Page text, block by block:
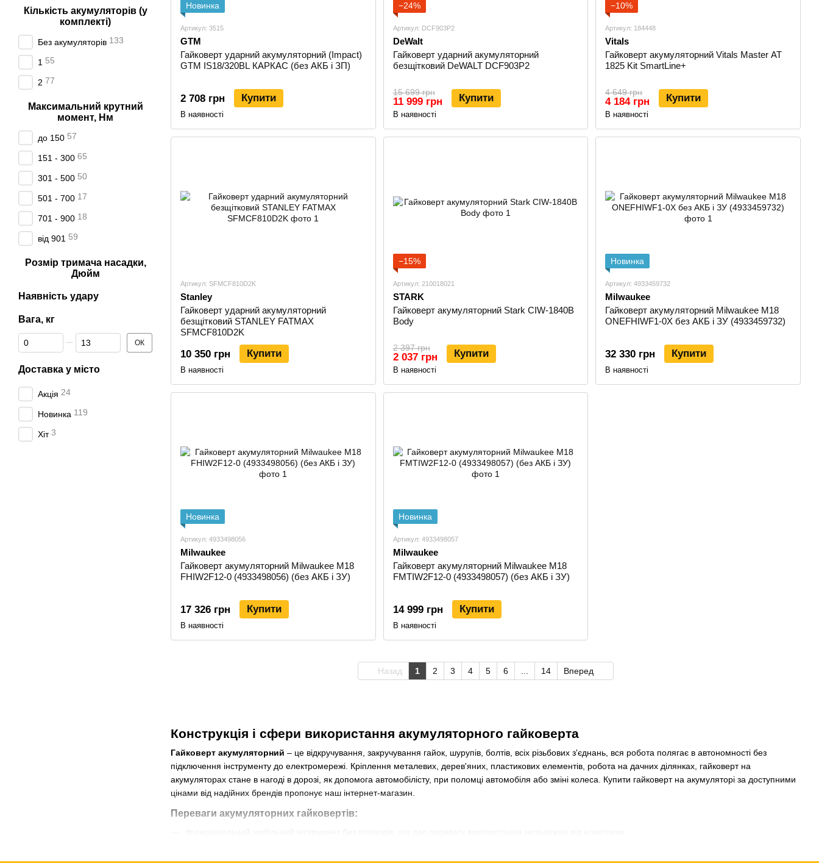
Конструкція і сфери використання акумуляторного гайковерта
Гайковерт акумуляторний – це відкручування, закручування гайок, шурупів, болтів, всіх різьбових з'єднань, вся робота полягає в автономності без
підключення інструменту до електромережі. Кріплення металевих, дерев'яних, пластикових елементів, робота на дачних ділянках, гайковерт на
акумуляторах стане в нагоді в дорозі, як допомога автомобілісту, при поломці автомобіля або зміні колеса. Купити гайковерт на акумуляторі за доступними
цінами від надійних брендів пропонує наш інтернет-магазин.
Переваги акумуляторних гайковертів:
Новинка
Артикул: 3515
GTM
Гайковерт ударний акумуляторний (Impact)
GTM IS18/320BL КАРКАС (без АКБ і ЗП)
2 708 грн Купити
В наявності
−24%
Артикул: DCF903P2
DeWalt
Гайковерт ударний акумуляторний
безщітковий DeWALT DCF903P2
15 699 грн
11 999 грн Купити
В наявності
−10%
Артикул: 184448
Vitals
Гайковерт акумуляторний Vitals Master AT
1825 Kit SmartLine+
4 649 грн
4 184 грн Купити
В наявності
Артикул: SFMCF810D2K
Stanley
Гайковерт ударний акумуляторний
безщітковий STANLEY FATMAX
SFMCF810D2K
10 350 грн Купити
В наявності
−15%
Артикул: 210018021
STARK
Гайковерт акумуляторний Stark CIW-1840B
Body
2 397 грн
2 037 грн Купити
В наявності
Новинка
Артикул: 4933459732
Milwaukee
Гайковерт акумуляторний Milwaukee M18
ONEFHIWF1-0X без АКБ і ЗУ (4933459732)
32 330 грн Купити
В наявності
Новинка
Артикул: 4933498056
Milwaukee
Гайковерт акумуляторний Milwaukee M18
FHIW2F12-0 (4933498056) (без АКБ і ЗУ)
17 326 грн Купити
В наявності
Новинка
Артикул: 4933498057
Milwaukee
Гайковерт акумуляторний Milwaukee M18
FMTIW2F12-0 (4933498057) (без АКБ і ЗУ)
14 999 грн Купити
В наявності
Назад 1 2 3 4 5 6 14 Вперед
Кількість акумуляторів (у
комплекті)
Без акумуляторів 133
1 55
2 77
Максимальний крутний
момент, Нм
до 150 57
151 - 300 65
301 - 500 50
501 - 700 17
701 - 900 18
від 901 59
Розмір тримача насадки,
Дюйм
Наявність удару
Вага, кг
Від Вага, кг
До Вага, кг ОК
Доставка у місто
Акція 24
Новинка 119
Хіт 3